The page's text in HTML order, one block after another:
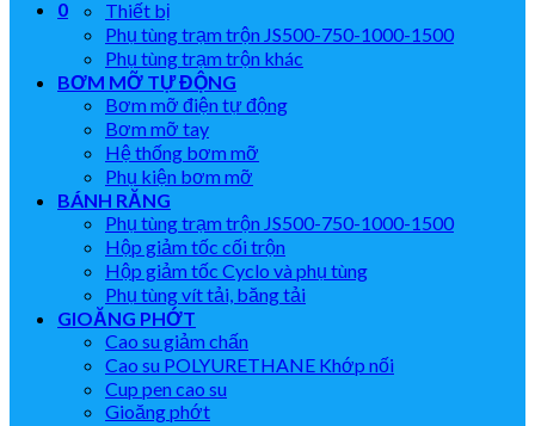
0
Thiết bị
Phụ tùng trạm trộn JS500-750-1000-1500
Phụ tùng trạm trộn khác
BƠM MỠ TỰ ĐỘNG
Bơm mỡ điện tự động
Bơm mỡ tay
Hệ thống bơm mỡ
Phụ kiện bơm mỡ
BÁNH RĂNG
Phụ tùng trạm trộn JS500-750-1000-1500
Hộp giảm tốc cối trộn
Hộp giảm tốc Cyclo và phụ tùng
Phụ tùng vít tải, băng tải
GIOĂNG PHỚT
Cao su giảm chấn
Cao su POLYURETHANE Khớp nối
Cup pen cao su
Gioăng phớt